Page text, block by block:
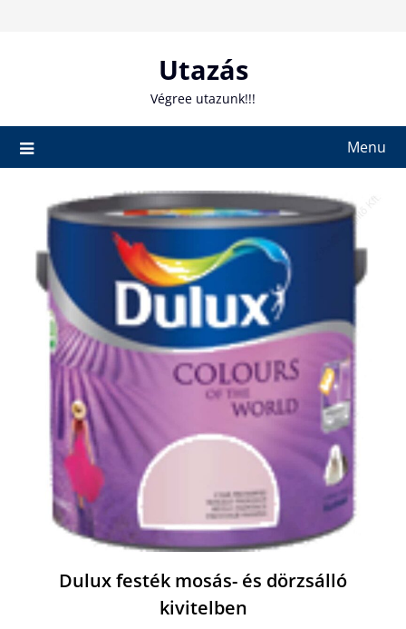
Utazás
Végree utazunk!!!
Menu
Dulux festék mosás- és dörzsálló
kivitelben